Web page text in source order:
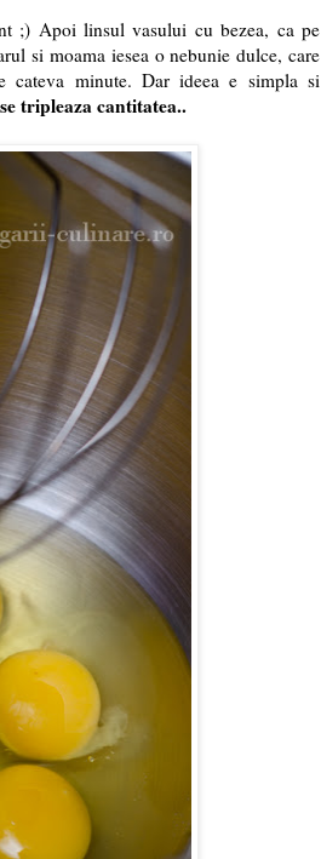
;) Apoi linsul vasului cu bezea, ca pe
si moama iesea o nebunie dulce, care
minute. Dar ideea e simpla si
tripleaza cantitatea..